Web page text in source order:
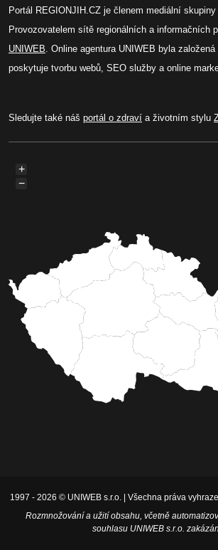
Portál REGIONJIH.CZ je členem mediální skupiny
Provozovatelem sítě regionálních a informačních
UNIWEB. Online agentura UNIWEB byla
poskytuje tvorbu webů, SEO služby a online
Sledujte také náš portál o zdraví a životním stylu
+
−
1997 - 2026 © UNIWEB s.r.o. | Všechna práva
Rozmnožování a užití obsahu, včetně
souhlasu UNIWEB s.r.o.